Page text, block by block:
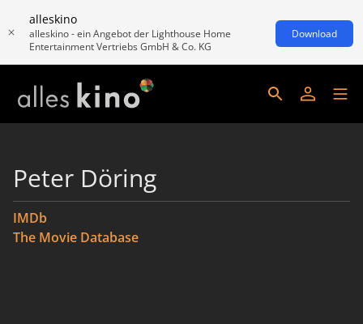
alleskino
alleskino - ein Angebot der Lighthouse Home
Entertainment Vertriebs GmbH & Co. KG
Download
Peter Döring
IMDb
The Movie Database